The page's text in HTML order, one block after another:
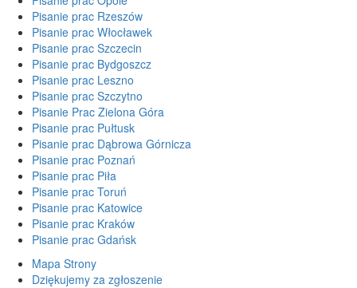
Pisanie prac Rzeszów
Pisanie prac Włocławek
Pisanie prac Szczecin
Pisanie prac Bydgoszcz
Pisanie prac Leszno
Pisanie prac Szczytno
Pisanie Prac Zielona Góra
Pisanie prac Pułtusk
Pisanie prac Dąbrowa Górnicza
Pisanie prac Poznań
Pisanie prac Piła
Pisanie prac Toruń
Pisanie prac Katowice
Pisanie prac Kraków
Pisanie prac Gdańsk
Mapa Strony
Dziękujemy za zgłoszenie